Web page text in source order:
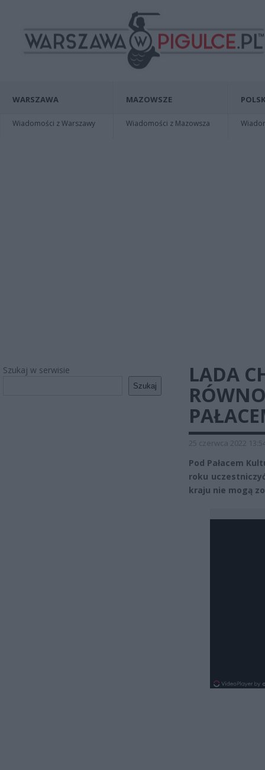
WARSZAWA
Wiadomości z Warszawy
MAZOWSZE
Wiadomości z Mazowsza
Szukaj w serwisie
Szukaj
LADA
25 czerwca 2022
Pod Pałacem
roku
kraju nie mogą